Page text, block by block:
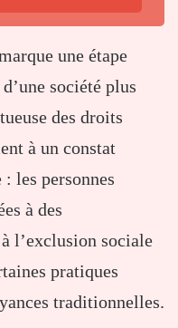
une étape
société plus
des droits
à un constat
les personnes
à des
l’exclusion sociale
pratiques
traditionnelles.